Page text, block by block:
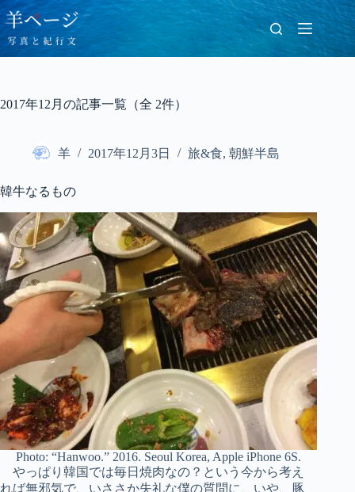
コ
ン
テ
ン
ス
2017年12月の記事一覧（全 2件）
羊 2017年12月3日 旅&食, 朝鮮半島
韓牛なるもの
Photo: “Hanwoo.” 2016. Seoul Korea, Apple iPhone 6S.
やっぱり韓国では毎日焼肉なの？という今から考え
れば無邪気で、いささか失礼な僕の質問に、いや、豚